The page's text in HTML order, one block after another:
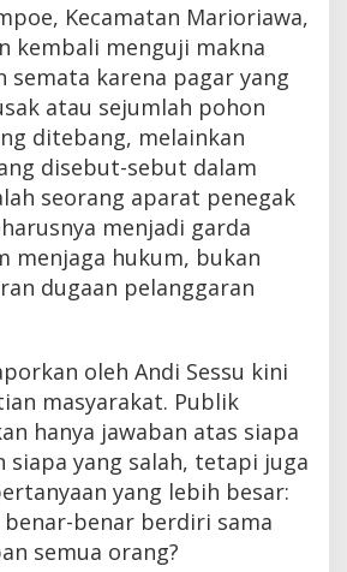
Kecamatan Marioriawa,
kembali menguji makna
semata karena pagar yang
atau sejumlah pohon
ditebang, melainkan
disebut-sebut dalam
seorang aparat penegak
menjadi garda
menjaga hukum, bukan
dugaan pelanggaran
oleh Andi Sessu kini
masyarakat. Publik
hanya jawaban atas siapa
siapa yang salah, tetapi juga
yang lebih besar:
benar berdiri sama
semua orang?